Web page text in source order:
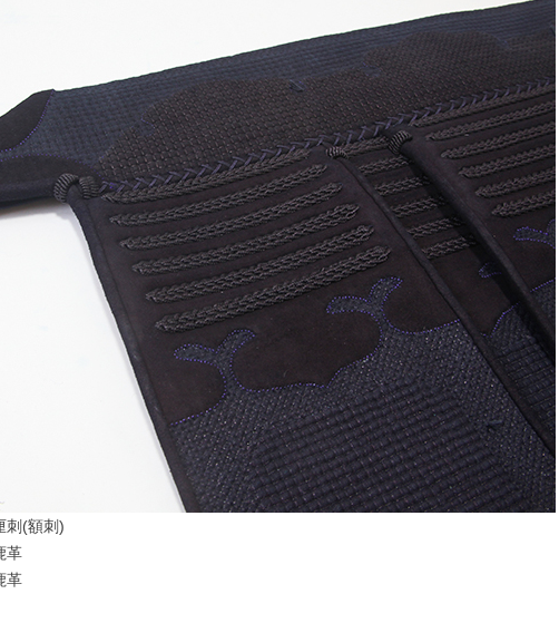
刺(額刺)
革
革